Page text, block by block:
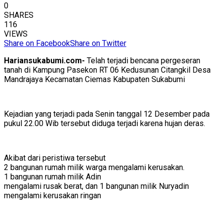
0
SHARES
116
VIEWS
Share on FacebookShare on Twitter
Hariansukabumi.com- Telah terjadi bencana pergeseran
tanah di Kampung Pasekon RT 06 Kedusunan Citangkil Desa
Mandrajaya Kecamatan Ciemas Kabupaten Sukabumi
Kejadian yang terjadi pada Senin tanggal 12 Desember pada
pukul 22.00 Wib tersebut diduga terjadi karena hujan deras.
Akibat dari peristiwa tersebut
2 bangunan rumah milik warga mengalami kerusakan.
1 bangunan rumah milik Adin
mengalami rusak berat, dan 1 bangunan milik Nuryadin
mengalami kerusakan ringan